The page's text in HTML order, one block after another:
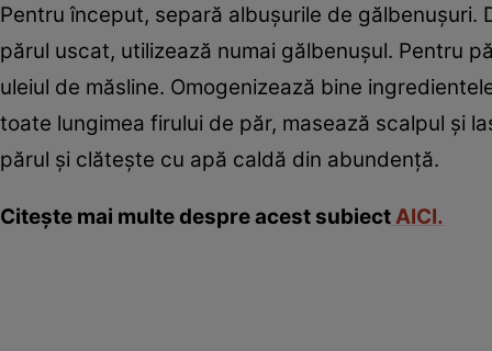
Pentru început, separă albuşurile de gălbenuşuri.
părul uscat, utilizează numai gălbenuşul. Pentru
uleiul de măsline. Omogenizează bine
toate lungimea firului de păr, masează scalpul şi
părul şi clăteşte cu apă caldă din abundenţă.
Citeşte mai multe despre acest subiectAICI.